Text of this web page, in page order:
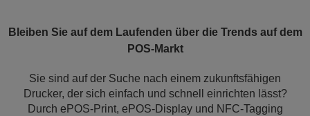
Bleiben Sie auf dem Laufenden über die Trends auf dem
POS-Markt
Sie sind auf der Suche nach einem zukunftsfähigen
Drucker, der sich einfach und schnell einrichten lässt?
Durch ePOS-Print, ePOS-Display und NFC-Tagging